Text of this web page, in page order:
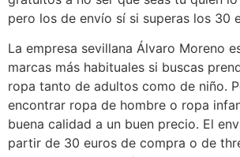
pero los de envío sí si superas los 30
La empresa sevillana Álvaro Moreno
marcas más habituales si buscas
ropa tanto de adultos como de niño.
encontrar ropa de hombre o ropa
buena calidad a un buen precio. El
partir de 30 euros de compra o de